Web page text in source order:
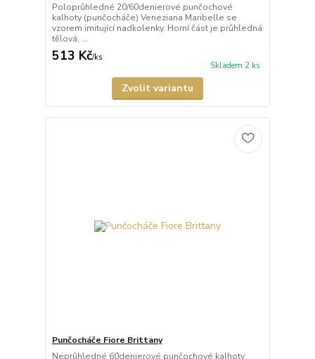
Poloprůhledné 20/60denierové punčochové
kalhoty (punčocháče) Veneziana Maribelle se
vzorem imitující nadkolenky. Horní část je průhledná
tělová, ...
513 Kč/ks
Skladem 2 ks
Zvolit variantu
Punčocháče Fiore Brittany
Neprůhledné 60denierové punčochové kalhoty